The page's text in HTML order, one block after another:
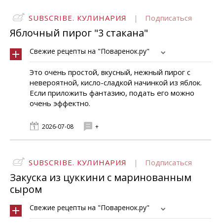
SUBSCRIBE. КУЛИНАРИЯ | Подписаться
Яблочный пирог "3 стакана"
Свежие рецепты на "Поваренок.ру"
Это очень простой, вкусный, нежный пирог с
невероятной, кисло-сладкой начинкой из яблок.
Если приложить фантазию, подать его можно
очень эффектно.
2026-07-08 +
SUBSCRIBE. КУЛИНАРИЯ | Подписаться
Закуска из цуккини с маринованным
сыром
Свежие рецепты на "Поваренок.ру"